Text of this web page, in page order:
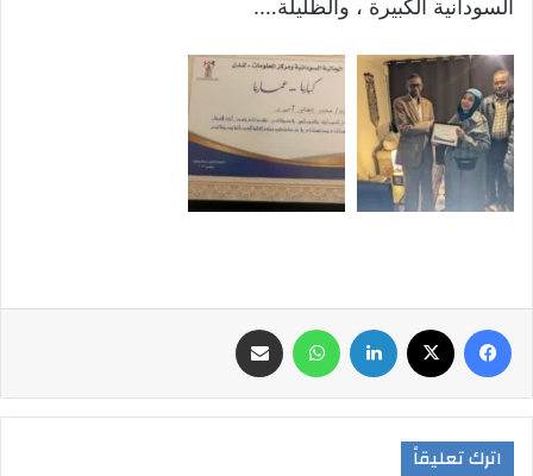
السودانية الكبيرة ، والظليلة….
اترك تعليقاً